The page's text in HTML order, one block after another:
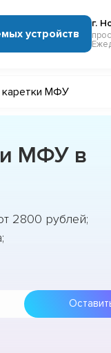
устройств
г.
каретки МФУ
МФУ в
2800 рублей;